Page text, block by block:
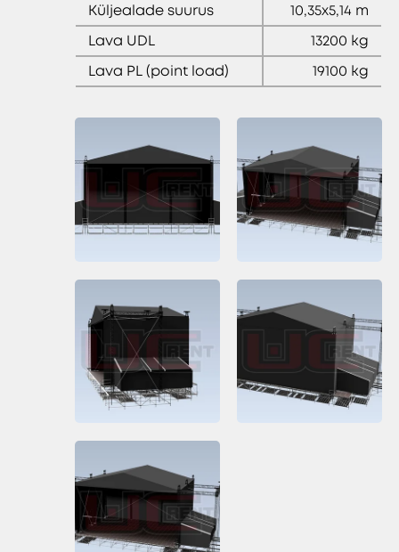
Küljealade suurus
10,35x5,14 m
Lava UDL
13200 kg
Lava PL (point load)
19100 kg